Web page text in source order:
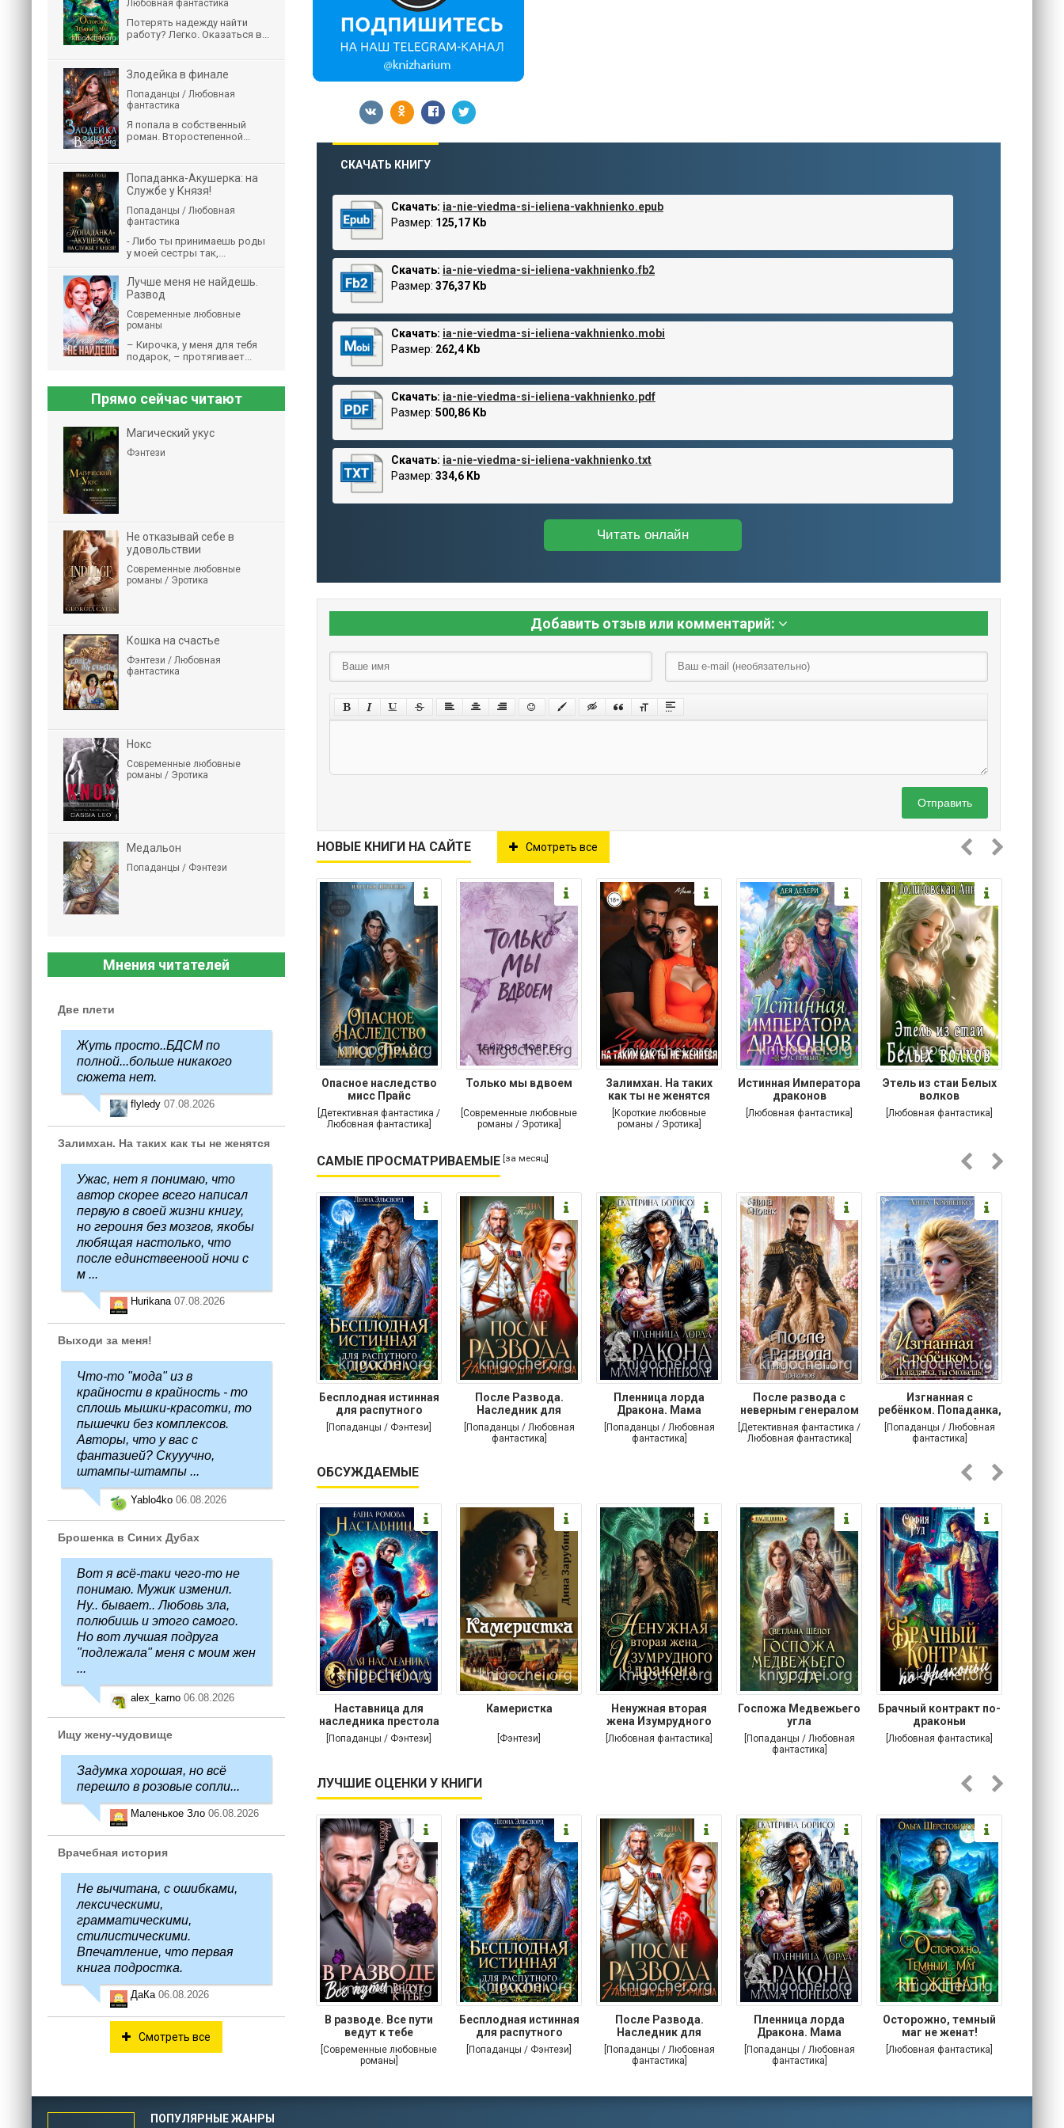
СКАЧАТЬ КНИГУ
Скачать: ia-nie-viedma-si-ieliena-vakhnienko.epub
Размер: 125,17 Kb
Скачать: ia-nie-viedma-si-ieliena-vakhnienko.fb2
Размер: 376,37 Kb
Скачать: ia-nie-viedma-si-ieliena-vakhnienko.mobi
Размер: 262,4 Kb
Скачать: ia-nie-viedma-si-ieliena-vakhnienko.pdf
Размер: 500,86 Kb
Скачать: ia-nie-viedma-si-ieliena-vakhnienko.txt
Размер: 334,6 Kb
Читать онлайн
Добавить отзыв или комментарий:
Отправить
НОВЫЕ КНИГИ НА САЙТЕ Смотреть все
Опасное наследство
мисс Прайс
[Детективная фантастика /
Любовная фантастика]
Только мы вдвоем
[Современные любовные
романы / Эротика]
Залимхан. На таких
как ты не женятся
[Короткие любовные
романы / Эротика]
Истинная Императора
драконов
[Любовная фантастика]
Этель из стаи Белых
волков
[Любовная фантастика]
САМЫЕ ПРОСМАТРИВАЕМЫЕ [за месяц]
Бесплодная истинная
для распутного
дракона
[Попаданцы / Фэнтези]
После Развода.
Наследник для
дракона
[Попаданцы / Любовная
фантастика]
Пленница лорда
Дракона. Мама
поневоле
[Попаданцы / Любовная
фантастика]
После развода с
неверным генералом
драконов
[Детективная фантастика /
Любовная фантастика]
Изгнанная с
ребёнком. Попаданка,
ты сможешь!
[Попаданцы / Любовная
фантастика]
ОБСУЖДАЕМЫЕ
Наставница для
наследника престола
[Попаданцы / Фэнтези]
Камеристка
[Фэнтези]
Ненужная вторая
жена Изумрудного
дракона
[Любовная фантастика]
Госпожа Медвежьего
угла
[Попаданцы / Любовная
фантастика]
Брачный контракт по-
драконьи
[Любовная фантастика]
ЛУЧШИЕ ОЦЕНКИ У КНИГИ
В разводе. Все пути
ведут к тебе
[Современные любовные
романы]
Бесплодная истинная
для распутного
дракона
[Попаданцы / Фэнтези]
После Развода.
Наследник для
дракона
[Попаданцы / Любовная
фантастика]
Пленница лорда
Дракона. Мама
поневоле
[Попаданцы / Любовная
фантастика]
Осторожно, темный
маг не женат!
[Любовная фантастика]
Любовная фантастика
Потерять надежду найти
работу? Легко. Оказаться в...
Злодейка в финале
Попаданцы / Любовная
фантастика
Я попала в собственный
роман. Второстепенной...
Попаданка-Акушерка: на
Службе у Князя!
Попаданцы / Любовная
фантастика
- Либо ты принимаешь роды
у моей сестры так,...
Лучше меня не найдешь.
Развод
Современные любовные
романы
– Кирочка, у меня для тебя
подарок, – протягивает...
Прямо сейчас читают
Магический укус
Фэнтези
Не отказывай себе в
удовольствии
Современные любовные
романы / Эротика
Кошка на счастье
Фэнтези / Любовная
фантастика
Нокс
Современные любовные
романы / Эротика
Медальон
Попаданцы / Фэнтези
Мнения читателей
Две плети
Жуть просто..БДСМ по
полной...больше никакого
сюжета нет.
flyledy 07.08.2026
Залимхан. На таких как ты не женятся
Ужас, нет я понимаю, что
автор скорее всего написал
первую в своей жизни книгу,
но героиня без мозгов, якобы
любящая настолько, что
после единствееноой ночи с
м ...
Hurikana 07.08.2026
Выходи за меня!
Что-то "мода" из в
крайности в крайность - то
сплошь мышки-красотки, то
пышечки без комплексов.
Авторы, что у вас с
фантазией? Скууучно,
штампы-штампы ...
Yablo4ko 06.08.2026
Брошенка в Синих Дубах
Вот я всё-таки чего-то не
понимаю. Мужик изменил.
Ну.. бывает.. Любовь зла,
полюбишь и этого самого.
Но вот лучшая подруга
"подлежала" меня с моим жен
...
alex_karno 06.08.2026
Ищу жену-чудовище
Задумка хорошая, но всё
перешло в розовые сопли...
Маленькое Зло 06.08.2026
Врачебная история
Не вычитана, с ошибками,
лексическими,
грамматическими,
стилистическими.
Впечатление, что первая
книга подростка.
ДаКа 06.08.2026
Смотреть все